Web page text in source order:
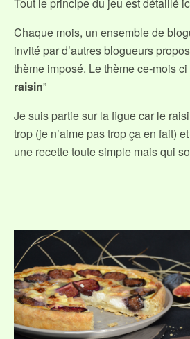
Chaque mois, un ensemble de
invité par d’autres blogueurs
thème imposé. Le thème ce-mois ci
raisin”
Je suis partie sur la figue car le
trop (je n’aime pas trop ça en fait)
une recette toute simple mais qui